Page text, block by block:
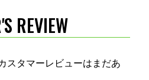
REVIEW
スタマーレビューはまだあ